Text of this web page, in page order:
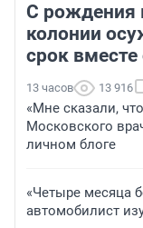
С рождения
колонии
срок
13 часов 13 916
«Мне сказали,
Московского
личном блоге
«Четыре месяца
автомобилист